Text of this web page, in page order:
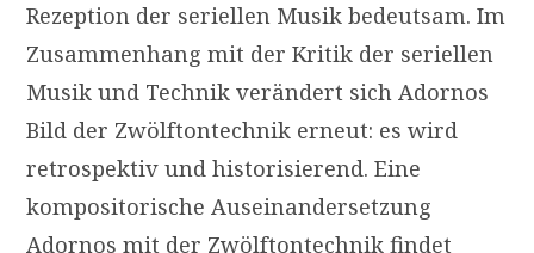
Rezeption der seriellen Musik bedeutsam. Im
Zusammenhang mit der Kritik der seriellen
Musik und Technik verändert sich Adornos
Bild der Zwölftontechnik erneut: es wird
retrospektiv und historisierend. Eine
kompositorische Auseinandersetzung
Adornos mit der Zwölftontechnik findet